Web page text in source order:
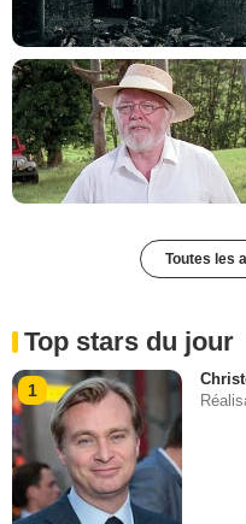
Toutes les
Top stars du jour
1